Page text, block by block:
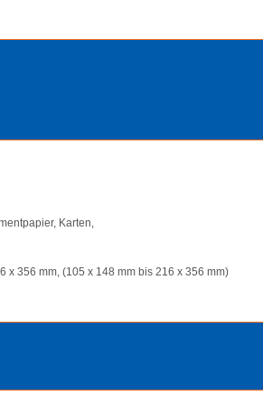
Karten,
x 356 mm, (105 x 148 mm bis 216 x 356 mm)